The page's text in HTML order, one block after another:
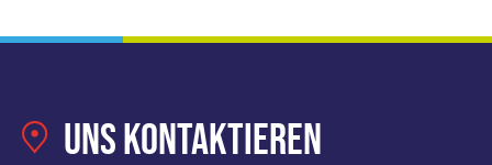
Uns kontaktieren